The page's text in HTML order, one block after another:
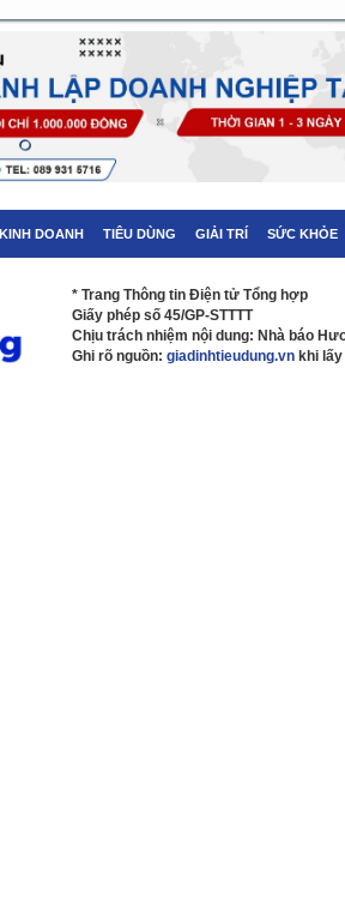
KINH DOANH TIÊU DÙNG GIẢI TRÍ SỨC KHỎE
* Trang Thông tin Điện tử Tổng hợp
Giấy phép số 45/GP-STTTT
Chịu trách nhiệm nội dung: Nhà báo
Ghi rõ nguồn: giadinhtieudung.vn khi